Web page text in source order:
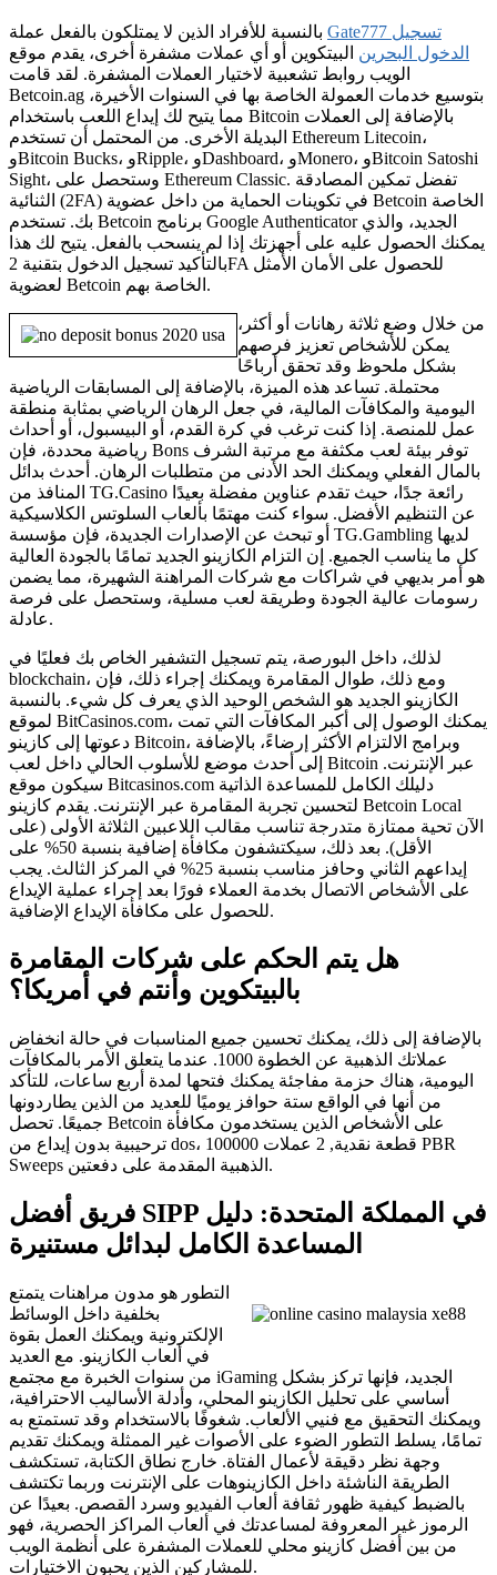
Gate777 تسجيل
الدخول البحرين البيتكوين أو أي عملات مشفرة أخرى، يقدم موقع
الويب روابط تشعبية لاختيار العملات المشفرة. لقد قامت
Betcoin.ag بتوسيع خدمات العمولة الخاصة بها في السنوات الأخيرة،
مما يتيح لك إيداع اللعب باستخدام Bitcoin بالإضافة إلى العملات
البديلة الأخرى. من المحتمل أن تستخدم Ethereum Litecoin،
وBitcoin Bucks، وRipple، وDashboard، وMonero، وBitcoin Satoshi
Sight، وستحصل على Ethereum Classic. تفضل تمكين المصادقة
الثنائية (2FA) في تكوينات الحماية من داخل عضوية Betcoin الخاصة
بك. تستخدم Betcoin برنامج Google Authenticator الجديد، والذي
يمكنك الحصول عليه على أجهزتك إذا لم ينسحب بالفعل. يتيح لك هذا
بالتأكيد تسجيل الدخول بتقنية 2FA للحصول على الأمان الأمثل
لعضوية Betcoin الخاصة بهم.
من خلال وضع ثلاثة رهانات أو أكثر،
يمكن للأشخاص تعزيز فرصهم
بشكل ملحوظ وقد تحقق أرباحًا
محتملة. تساعد هذه الميزة، بالإضافة إلى المسابقات الرياضية
اليومية والمكافآت المالية، في جعل الرهان الرياضي بمثابة منطقة
عمل للمنصة. إذا كنت ترغب في كرة القدم، أو البيسبول، أو أحداث
رياضية محددة، فإن Bons توفر بيئة لعب مكثفة مع مرتبة الشرف
بالمال الفعلي ويمكنك الحد الأدنى من متطلبات الرهان. أحدث بدائل
المنافذ من TG.Casino رائعة جدًا، حيث تقدم عناوين مفضلة بعيدًا
عن التنظيم الأفضل. سواء كنت مهتمًا بألعاب السلوتس الكلاسيكية
أو تبحث عن الإصدارات الجديدة، فإن مؤسسة TG.Gambling لديها
كل ما يناسب الجميع. إن التزام الكازينو الجديد تمامًا بالجودة العالية
هو أمر بديهي في شراكات مع شركات المراهنة الشهيرة، مما يضمن
رسومات عالية الجودة وطريقة لعب مسلية، وستحصل على فرصة
عادلة.
لذلك، داخل البورصة، يتم تسجيل التشفير الخاص بك فعليًا في
blockchain، ومع ذلك، طوال المقامرة ويمكنك إجراء ذلك، فإن
الكازينو الجديد هو الشخص الوحيد الذي يعرف كل شيء. بالنسبة
لموقع BitCasinos.com، يمكنك الوصول إلى أكبر المكافآت التي تمت
دعوتها إلى كازينو Bitcoin، وبرامج الالتزام الأكثر إرضاءً، بالإضافة
إلى أحدث موضع للأسلوب الحالي داخل لعب Bitcoin عبر الإنترنت.
سيكون موقع Bitcasinos.com دليلك الكامل للمساعدة الذاتية
لتحسين تجربة المقامرة عبر الإنترنت. يقدم كازينو Betcoin Local
الآن تحية ممتازة متدرجة تناسب مقالب اللاعبين الثلاثة الأولى (على
الأقل). بعد ذلك، سيكتشفون مكافأة إضافية بنسبة 50% على
إيداعهم الثاني وحافز مناسب بنسبة 25% في المركز الثالث. يجب
على الأشخاص الاتصال بخدمة العملاء فورًا بعد إجراء عملية الإيداع
للحصول على مكافأة الإيداع الإضافية.
هل يتم الحكم على شركات المقامرة
بالبيتكوين وأنتم في أمريكا؟
بالإضافة إلى ذلك، يمكنك تحسين جميع المناسبات في حالة انخفاض
عملاتك الذهبية عن الخطوة 1000. عندما يتعلق الأمر بالمكافآت
اليومية، هناك حزمة مفاجئة يمكنك فتحها لمدة أربع ساعات، للتأكد
من أنها في الواقع ستة حوافز يوميًا للعديد من الذين يطاردونها
جميعًا. تحصل Betcoin على الأشخاص الذين يستخدمون مكافأة
ترحيبية بدون إيداع من dos، 100000 قطعة نقدية, 2 عملات PBR
Sweeps الذهبية المقدمة على دفعتين.
فريق أفضل SIPP في المملكة المتحدة: دليل
المساعدة الكامل لبدائل مستنيرة
التطور هو مدون مراهنات يتمتع
بخلفية داخل الوسائط
الإلكترونية ويمكنك العمل بقوة
في ألعاب الكازينو. مع العديد
من سنوات الخبرة مع مجتمع iGaming الجديد، فإنها تركز بشكل
أساسي على تحليل الكازينو المحلي، وأدلة الأساليب الاحترافية،
ويمكنك التحقيق مع فنيي الألعاب. شغوفًا بالاستخدام وقد تستمتع به
تمامًا، يسلط التطور الضوء على الأصوات غير الممثلة ويمكنك تقديم
وجهة نظر دقيقة لأعمال الفتاة. خارج نطاق الكتابة، تستكشف
الطريقة الناشئة داخل الكازينوهات على الإنترنت وربما تكتشف
بالضبط كيفية ظهور ثقافة ألعاب الفيديو وسرد القصص. بعيدًا عن
الرموز غير المعروفة لمساعدتك في ألعاب المراكز الحصرية، فهو
من بين أفضل كازينو محلي للعملات المشفرة على أنظمة الويب
للمشاركين الذين يحبون الاختيارات.